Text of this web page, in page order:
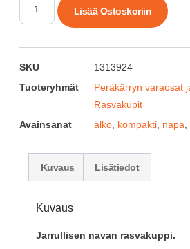
Lisää Ostoskoriin
SKU
1313924
Tuoteryhmät
Peräkärryn varaosat
Rasvakupit
Avainsanat
alko, kompakti, napa,
Kuvaus Lisätiedot
Kuvaus
Jarrullisen navan rasvakuppi.